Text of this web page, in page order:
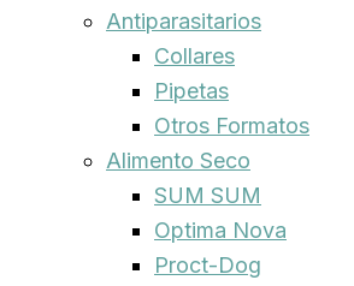
Antiparasitarios
Collares
Pipetas
Otros Formatos
Alimento Seco
SUM SUM
Optima Nova
Proct-Dog